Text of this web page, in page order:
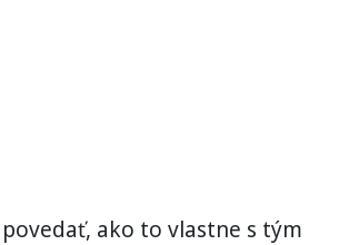
ako to vlastne s tým